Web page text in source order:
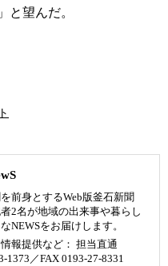
と望んだ。
前身とするWeb版釜石新聞
2名が地域の出来事や暮らし
NEWSをお届けします。
報提供など： 担当直通
1373／FAX 0193-27-8331